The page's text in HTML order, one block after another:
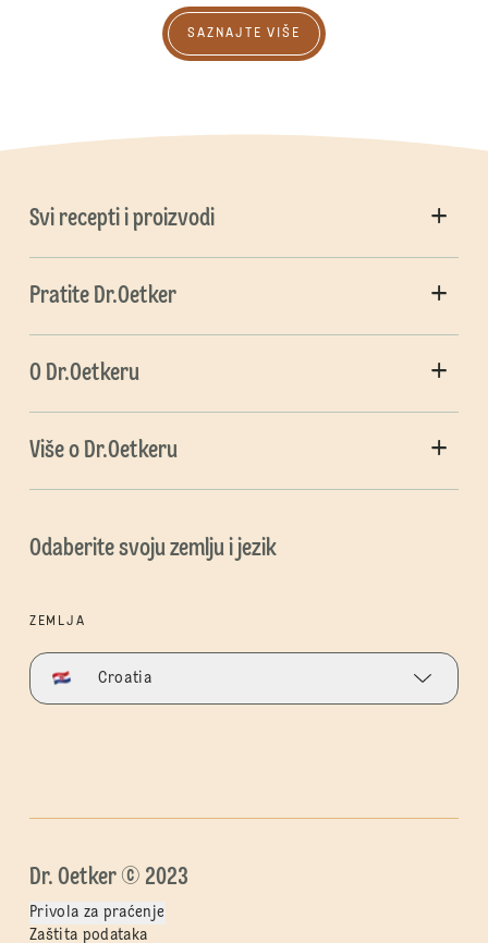
SAZNAJTE VIŠE
Svi recepti i proizvodi
Pratite Dr.Oetker
O Dr.Oetkeru
Više o Dr.Oetkeru
Odaberite svoju zemlju i jezik
ZEMLJA
Croatia
Dr. Oetker © 2023
Privola za praćenje
Zaštita podataka